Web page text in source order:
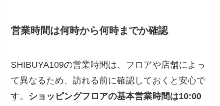
営業時間は何時から何時までか確認
SHIBUYA109の営業時間は、フロアや店舗によっ
て異なるため、訪れる前に確認しておくと安心で
す。 ショッピングフロアの基本営業時間は10:00